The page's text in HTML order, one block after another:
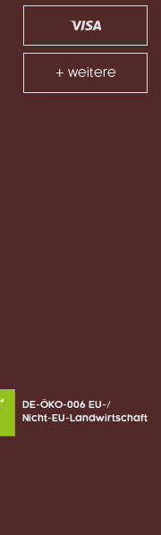
+ weitere
DE-ÖKO-006 EU-/
Nicht-EU-Landwirtschaft